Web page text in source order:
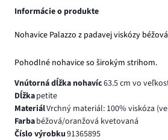
Informácie o produkte
Nohavice Palazzo z padavej viskózy
Pohodlné nohavice so širokým strihom.
Vnútorná dĺžka nohavíc63.5 cm vo
Dĺžkapetite
MateriálVrchný materiál: 100% viskóza
Farbabéžová/oranžová kvetovaná
Číslo výrobku91365895